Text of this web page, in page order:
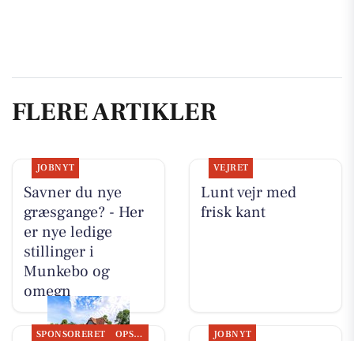
FLERE ARTIKLER
JOBNYT
Savner du nye
græsgange? - Her
er nye ledige
stillinger i
Munkebo og
omegn
VEJRET
Lunt vejr med
frisk kant
SPONSORERET OPSLAGSTAVLEN JOBNYT